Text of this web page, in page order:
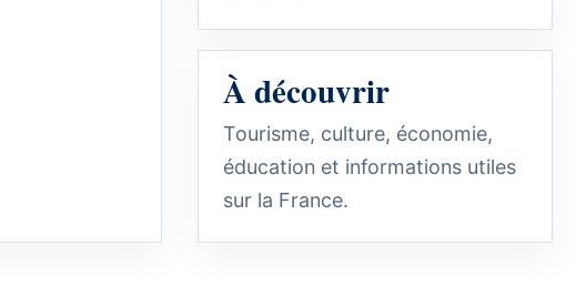
À découvrir
Tourisme, culture, économie,
éducation et informations utiles
sur la France.